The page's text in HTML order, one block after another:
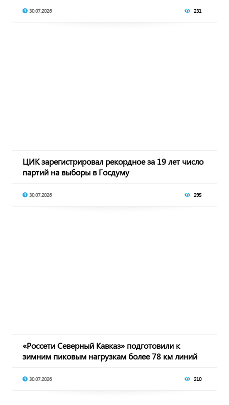
30.07.2026 231
ЦИК зарегистрировал рекордное за 19 лет число
партий на выборы в Госдуму
30.07.2026 295
«Россети Северный Кавказ» подготовили к
зимним пиковым нагрузкам более 78 км линий
30.07.2026 210